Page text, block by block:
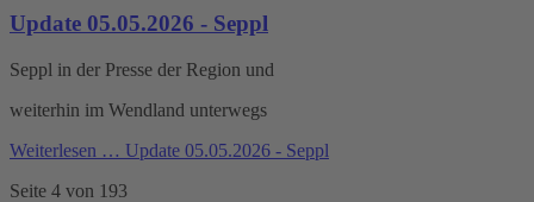
Update 05.05.2026 - Seppl
Seppl in der Presse der Region und
weiterhin im Wendland unterwegs
Weiterlesen … Update 05.05.2026 - Seppl
Seite 4 von 193